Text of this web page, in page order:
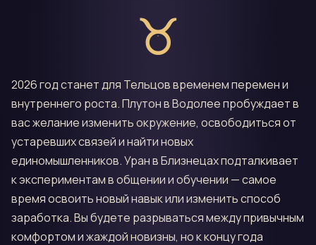
♉
2026 год станет для Тельцов временем перемен и
внутреннего роста. Плутон в Водолее пробуждает в
вас желание изменить окружение, освободиться от
устаревших связей и найти новых
единомышленников. Уран в Близнецах подталкивает
к экспериментам в общении и обучении — самое
время освоить новый навык или изменить способ
заработка. Вы будете разрываться между привычным
комфортом и жаждой новизны, но к концу года